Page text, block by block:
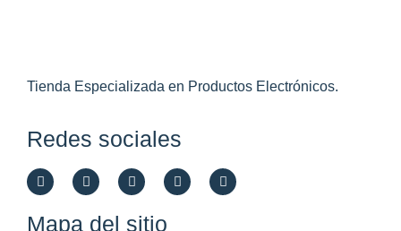
Tienda Especializada en Productos Electrónicos.
Redes sociales
Mapa del sitio